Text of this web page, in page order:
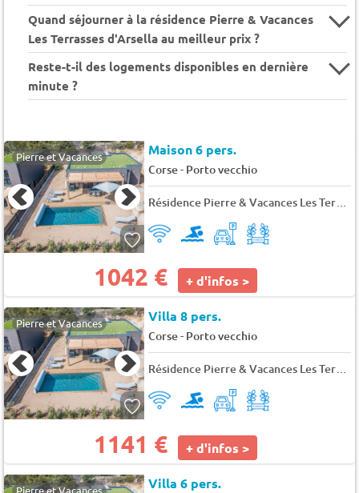
Quand séjourner à la résidence Pierre & Vacances
Les Terrasses d'Arsella au meilleur prix ?
Reste-t-il des logements disponibles en dernière
minute ?
Pierre et Vacances Maison 6 pers.
Corse- Porto vecchio
1042 € + d'infos >
Pierre et Vacances Villa 8 pers.
Corse- Porto vecchio
Résidence Pierre & Vacances Les Terrasses d'Arsella
1141 € + d'infos >
Pierre et Vacances Villa 6 pers.